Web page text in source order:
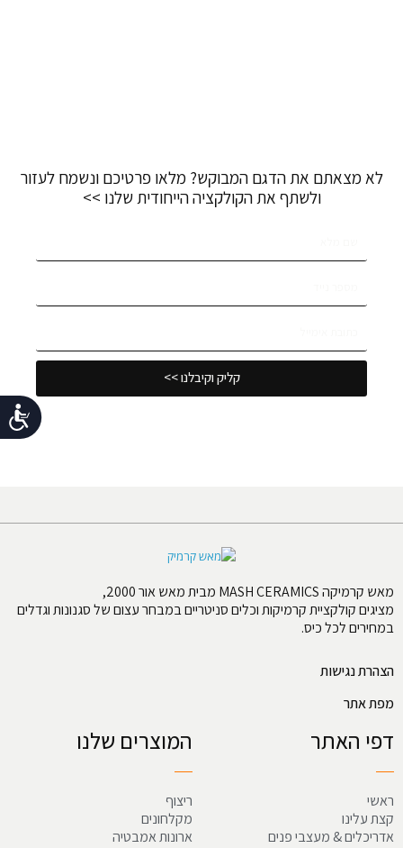
לא מצאתם את הדגם המבוקש? מלאו פרטיכם ונשמח לעזור
ולשתף את הקולקציה הייחודית שלנו >>
קליק וקיבלנו >>
מאש קרמיקה MASH CERAMICS מבית מאש אור 2000,
מציגים קולקציית קרמיקות וכלים סניטריים במבחר עצום של סגנונות וגדלים
במחירים לכל כיס.
הצהרת נגישות
מפת אתר
דפי האתר
ראשי
קצת עלינו
אדריכלים & מעצבי פנים
המוצרים שלנו
ריצוף
מקלחונים
ארונות אמבטיה